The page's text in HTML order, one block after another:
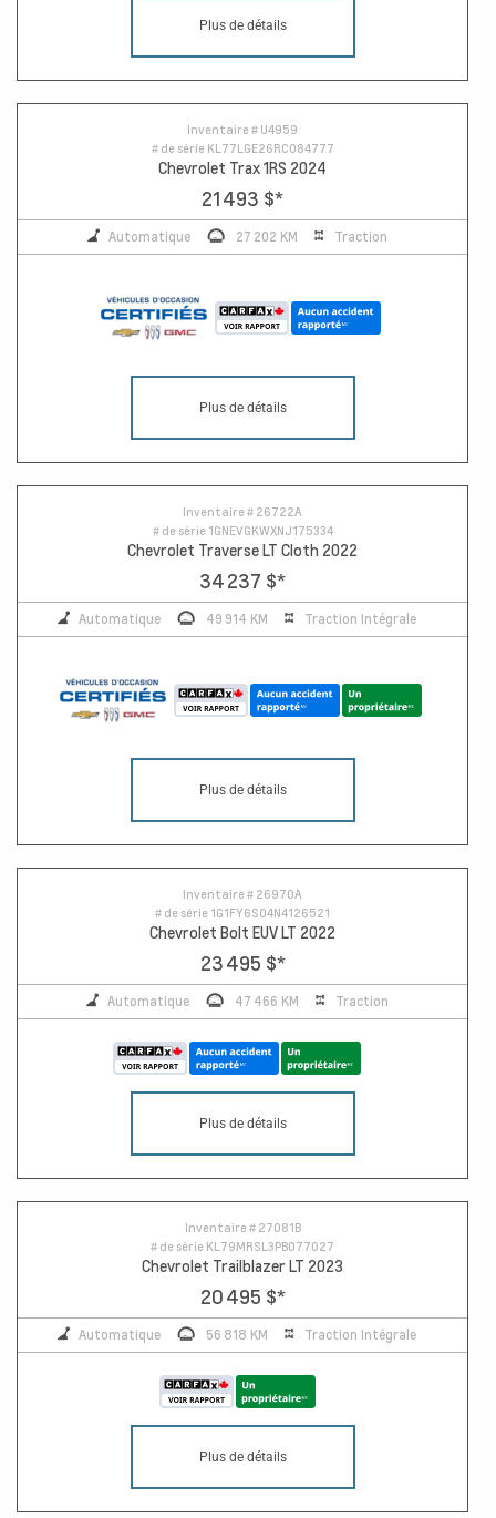
Plus de détails
Inventaire # U4959
# de série KL77LGE26RC084777
Chevrolet Trax 1RS 2024
21 493 $*
Automatique 27 202 KM Traction
Plus de détails
Inventaire # 26722A
# de série 1GNEVGKWXNJ175334
Chevrolet Traverse LT Cloth 2022
34 237 $*
Automatique 49 914 KM Traction Intégrale
Plus de détails
Inventaire # 26970A
# de série 1G1FY6S04N4126521
Chevrolet Bolt EUV LT 2022
23 495 $*
Automatique 47 466 KM Traction
Plus de détails
Inventaire # 27081B
# de série KL79MRSL3PB077027
Chevrolet Trailblazer LT 2023
20 495 $*
Automatique 56 818 KM Traction Intégrale
Plus de détails